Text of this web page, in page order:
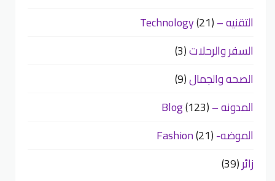
التقنيه – Technology(21)
السفر والرحلات(3)
الصحه والجمال(9)
المدونه – Blog(123)
الموضه- Fashion(21)
زائر(39)